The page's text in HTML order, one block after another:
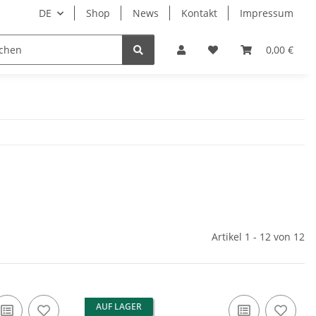
DE Shop News Kontakt Impressum
0,00 €
Artikel 1 - 12 von 12
AUF LAGER